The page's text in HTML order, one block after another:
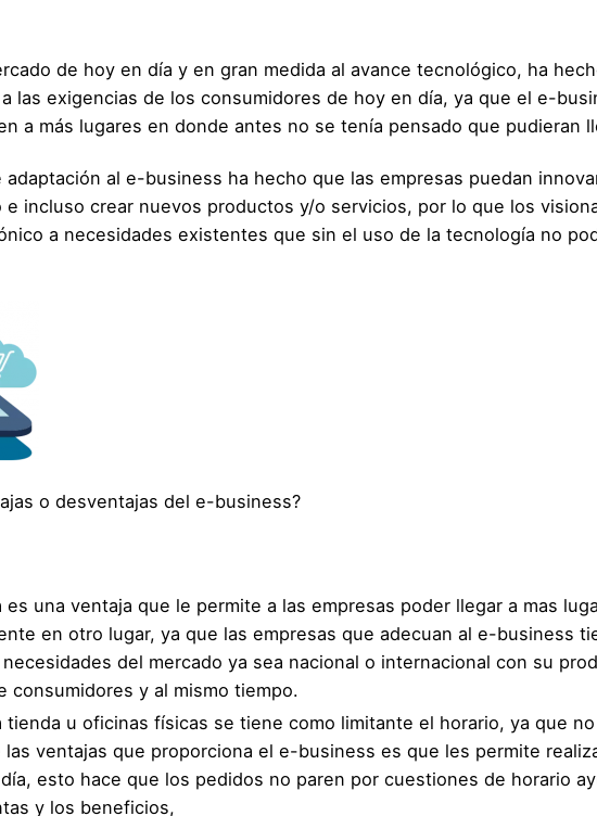
de hoy en día y en gran medida al avance tecnológico, ha
las exigencias de los consumidores de hoy en día, ya que el e-
a más lugares en donde antes no se tenía pensado que pudieran
al e-business ha hecho que las empresas puedan
incluso crear nuevos productos y/o servicios, por lo que los
a necesidades existentes que sin el uso de la tecnología no
o desventajas del e-business?
es una ventaja que le permite a las empresas poder llegar a mas
en otro lugar, ya que las empresas que adecuan al e-business
del mercado ya sea nacional o internacional con su
consumidores y al mismo tiempo.
tienda u oficinas físicas se tiene como limitante el horario, ya que
ventajas que proporciona el e-business es que les permite
esto hace que los pedidos no paren por cuestiones de horario
y los beneficios,